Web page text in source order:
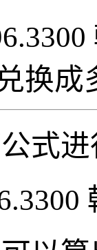
换成
式